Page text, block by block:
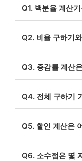
Q1. 백분율 계산
수익률 등 비율과
Q2. 비율 구하기
구하기는 B의 C%
Q3. 증감률 계산
보여줍니다. 매출,
Q4. 전체 구하기
있습니다. “50은 전
Q5. 할인 계산은
금액을 계산합니다.
Q6. 소수점은 몇